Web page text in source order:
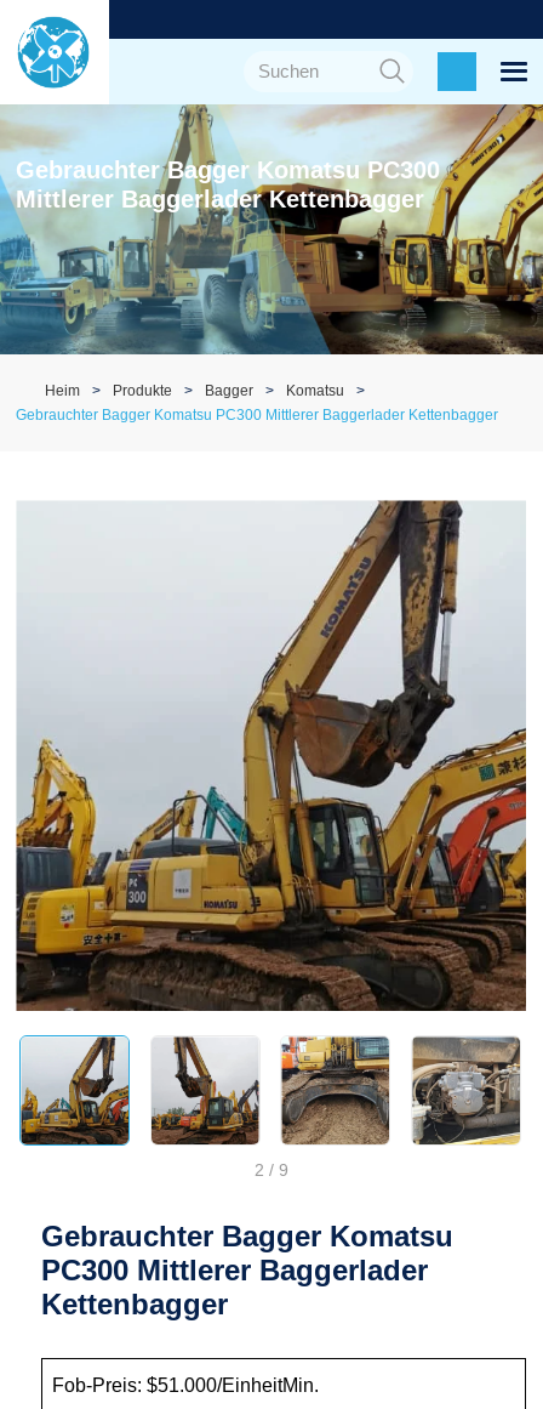
Gebrauchter Bagger Komatsu PC300
Mittlerer Baggerlader Kettenbagger
Heim Produkte Bagger
Komatsu
Gebrauchter Bagger Komatsu PC300 Mittlerer Baggerlader Kettenbagger
2 / 9
Gebrauchter Bagger Komatsu
PC300 Mittlerer Baggerlader
Kettenbagger
Fob-Preis: $51.000/EinheitMin.